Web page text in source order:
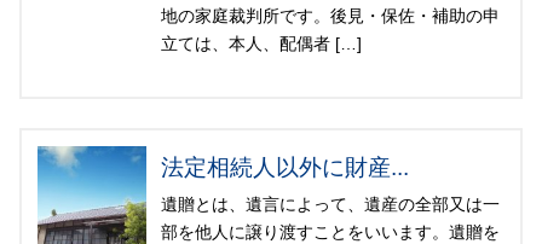
地の家庭裁判所です。後見・保佐・補助の申
立ては、本人、配偶者 […]
法定相続人以外に財産...
遺贈とは、遺言によって、遺産の全部又は一
部を他人に譲り渡すことをいいます。遺贈を